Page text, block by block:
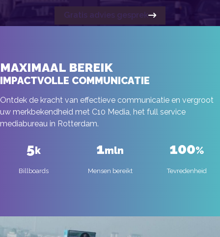
Gratis advies gesprek
MAXIMAAL BEREIK
IMPACTVOLLE COMMUNICATIE
Ontdek de kracht van effectieve communicatie en vergroot
uw merkbekendheid met C10 Media, het full service
mediabureau in Rotterdam.
5k
Billboards
1mln
Mensen bereikt
100%
Tevredenheid